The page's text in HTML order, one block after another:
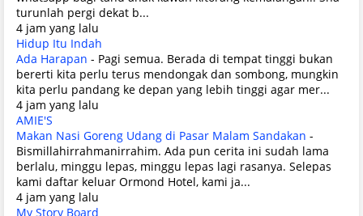
turunlah pergi dekat b...
4 jam yang lalu
Hidup Itu Indah
Ada Harapan - Pagi semua. Berada di tempat tinggi bukan
bererti kita perlu terus mendongak dan sombong, mungkin
kita perlu pandang ke depan yang lebih tinggi agar mer...
4 jam yang lalu
AMIE'S
Makan Nasi Goreng Udang di Pasar Malam Sandakan -
Bismillahirrahmanirrahim. Ada pun cerita ini sudah lama
berlalu, minggu lepas, minggu lepas lagi rasanya. Selepas
kami daftar keluar Ormond Hotel, kami ja...
4 jam yang lalu
My Story Board